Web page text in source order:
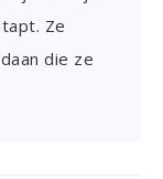
Ze
die ze